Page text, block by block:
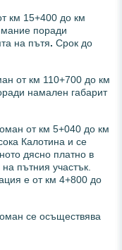
км 15+400 до км
поради
на пътя. Срок до
от км 110+700 до км
намален габарит
от км 5+040 до км
Калотина и се
дясно платно в
пътния участък.
е от км 4+800 до
се осъществява